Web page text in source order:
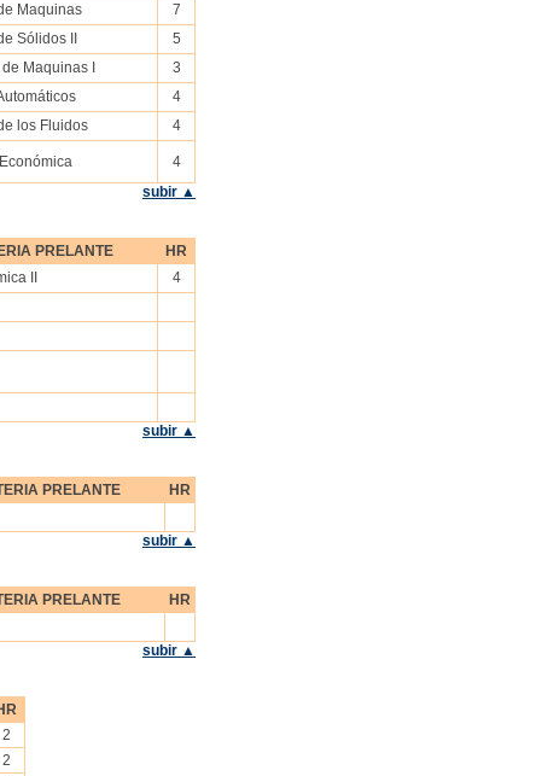
Maquinas
7
Sólidos II
5
Maquinas I
3
4
los Fluidos 4
4
subir ▲
PRELANTE
HR
II
4
subir ▲
PRELANTE
HR
subir ▲
PRELANTE
HR
subir ▲
2
2